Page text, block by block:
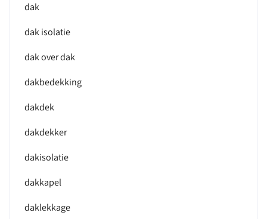
dak
dak isolatie
dak over dak
dakbedekking
dakdek
dakdekker
dakisolatie
dakkapel
daklekkage